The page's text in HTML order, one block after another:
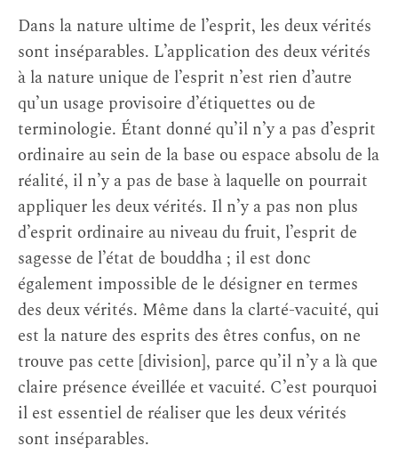
Dans la nature ultime de l’esprit, les deux vérités
sont inséparables. L’application des deux vérités
à la nature unique de l’esprit n’est rien d’autre
qu’un usage provisoire d’étiquettes ou de
terminologie. Étant donné qu’il n’y a pas d’esprit
ordinaire au sein de la base ou espace absolu de la
réalité, il n’y a pas de base à laquelle on pourrait
appliquer les deux vérités. Il n’y a pas non plus
d’esprit ordinaire au niveau du fruit, l’esprit de
sagesse de l’état de bouddha ; il est donc
également impossible de le désigner en termes
des deux vérités. Même dans la clarté-vacuité, qui
est la nature des esprits des êtres confus, on ne
trouve pas cette [division], parce qu’il n’y a là que
claire présence éveillée et vacuité. C’est pourquoi
il est essentiel de réaliser que les deux vérités
sont inséparables.